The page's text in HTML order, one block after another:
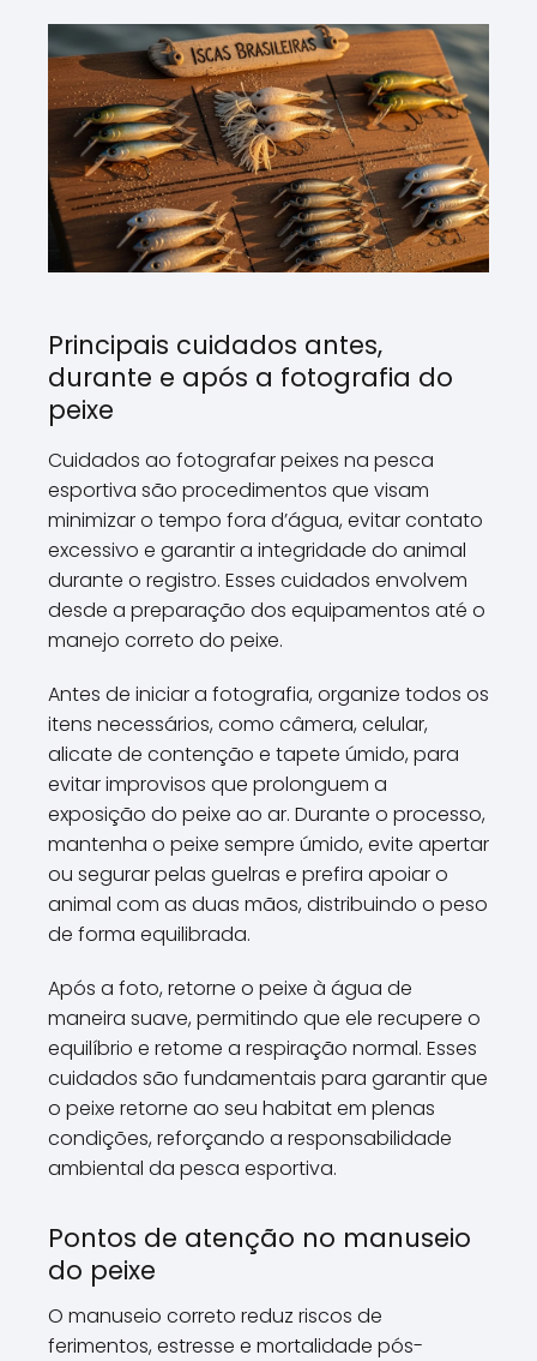
Principais cuidados antes,
durante e após a fotografia do
peixe
Cuidados ao fotografar peixes na pesca
esportiva são procedimentos que visam
minimizar o tempo fora d’água, evitar contato
excessivo e garantir a integridade do animal
durante o registro. Esses cuidados envolvem
desde a preparação dos equipamentos até o
manejo correto do peixe.
Antes de iniciar a fotografia, organize todos os
itens necessários, como câmera, celular,
alicate de contenção e tapete úmido, para
evitar improvisos que prolonguem a
exposição do peixe ao ar. Durante o processo,
mantenha o peixe sempre úmido, evite apertar
ou segurar pelas guelras e prefira apoiar o
animal com as duas mãos, distribuindo o peso
de forma equilibrada.
Após a foto, retorne o peixe à água de
maneira suave, permitindo que ele recupere o
equilíbrio e retome a respiração normal. Esses
cuidados são fundamentais para garantir que
o peixe retorne ao seu habitat em plenas
condições, reforçando a responsabilidade
ambiental da pesca esportiva.
Pontos de atenção no manuseio
do peixe
O manuseio correto reduz riscos de
ferimentos, estresse e mortalidade pós-